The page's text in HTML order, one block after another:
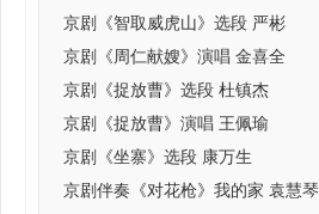
京剧《智取威虎山》选段 严彬
京剧《周仁献嫂》演唱 金喜全
京剧《捉放曹》选段 杜镇杰
京剧《捉放曹》演唱 王佩瑜
京剧《坐寨》选段 康万生
京剧伴奏《对花枪》我的家 袁慧琴